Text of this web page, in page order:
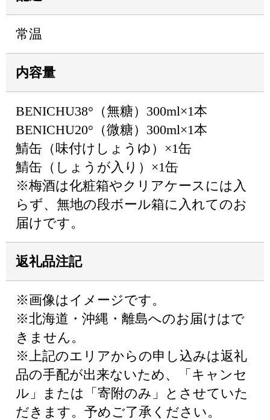
常温
内容量
BENICHU38°（無糖）300ml×1本
BENICHU20°（微糖）300ml×1本
鯖缶（味付けしょうゆ）×1缶
鯖缶（しょうが入り）×1缶
※梅酒は化粧箱やクリアケースには入
らず、無地の段ボール箱に入れてのお
届けです。
返礼品注記
※画像はイメージです。
※北海道・沖縄・離島へのお届けはで
きません。
※上記のエリアからの申し込みは返礼
品の手配が出来ないため、「キャンセ
ル」または「寄附のみ」とさせていた
だきます。予めご了承ください。